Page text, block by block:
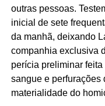
outras pessoas.
inicial de sete
da manhã, deixando
companhia exclusiva
perícia preliminar
sangue e perfurações
materialidade do